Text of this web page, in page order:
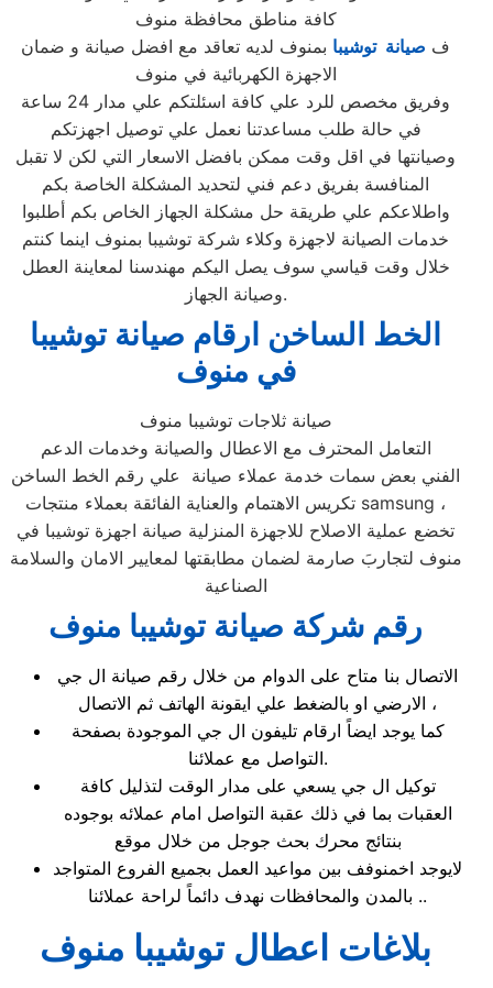
كافة مناطق محافظة منوف
ف صيانة توشيبا بمنوف لديه تعاقد مع افضل صيانة و ضمان
الاجهزة الكهربائية في منوف
وفريق مخصص للرد علي كافة اسئلتكم علي مدار 24 ساعة
في حالة طلب مساعدتنا نعمل علي توصيل اجهزتكم
وصيانتها في اقل وقت ممكن بافضل الاسعار التي لكن لا تقبل
المنافسة بفريق دعم فني لتحديد المشكلة الخاصة بكم
واطلاعكم علي طريقة حل مشكلة الجهاز الخاص بكم أطلبوا
خدمات الصيانة لاجهزة وكلاء شركة توشيبا بمنوف اينما كنتم
خلال وقت قياسي سوف يصل اليكم مهندسنا لمعاينة العطل
وصيانة الجهاز.
الخط الساخن ارقام صيانة توشيبا
في منوف
صيانة ثلاجات توشيبا منوف
التعامل المحترف مع الاعطال والصيانة وخدمات الدعم
الفني بعض سمات خدمة عملاء صيانة علي رقم الخط الساخن
تكريس الاهتمام والعناية الفائقة بعملاء منتجات samsung ،
تخضع عملية الاصلاح للاجهزة المنزلية صيانة اجهزة توشيبا في
منوف لتجاربَ صارمة لضمان مطابقتها لمعايير الامان والسلامة
الصناعية
رقم شركة صيانة توشيبا منوف
الاتصال بنا متاح على الدوام من خلال رقم صيانة ال جي
الارضي او بالضغط علي ايقونة الهاتف ثم الاتصال ،
كما يوجد ايضاً ارقام تليفون ال جي الموجودة بصفحة
التواصل مع عملائنا.
توكيل ال جي يسعي على مدار الوقت لتذليل كافة
العقبات بما في ذلك عقبة التواصل امام عملائه بوجوده
بنتائج محرك بحث جوجل من خلال موقع
لايوجد اخمنوفف بين مواعيد العمل بجميع الفروع المتواجد
بالمدن والمحافظات نهدف دائماً لراحة عملائنا ..
بلاغات اعطال توشيبا منوف